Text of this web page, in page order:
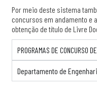
Por meio deste sistema
concursos em andamento e
obtenção de título de Livre
PROGRAMAS DE CONCURSO
Departamento de